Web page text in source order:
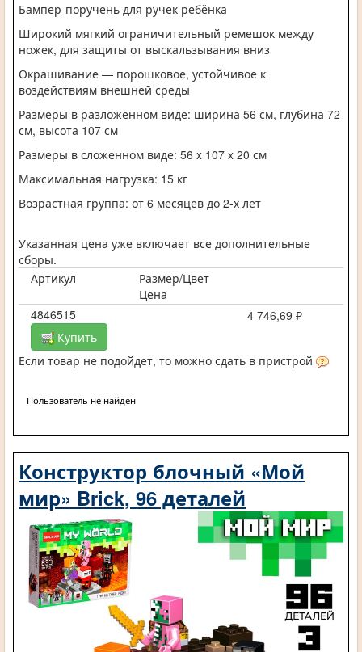
Бампер-поручень для ручек ребёнка
Широкий мягкий ограничительный ремешок между
ножек, для защиты от выскальзывания вниз
Окрашивание — порошковое, устойчивое к
воздействиям внешней среды
Размеры в разложенном виде: ширина 56 см, глубина 72
см, высота 107 см
Размеры в сложенном виде: 56 x 107 x 20 см
Максимальная нагрузка: 15 кг
Возрастная группа: от 6 месяцев до 2-х лет
Указанная цена уже включает все дополнительные
сборы.
Артикул
Размер/Цвет
Цена
4846515
4 746,69 ₽
Купить
Если товар не подойдет, то можно сдать в пристрой
Пользователь не найден
Конструктор блочный «Мой
мир» Brick, 96 деталей